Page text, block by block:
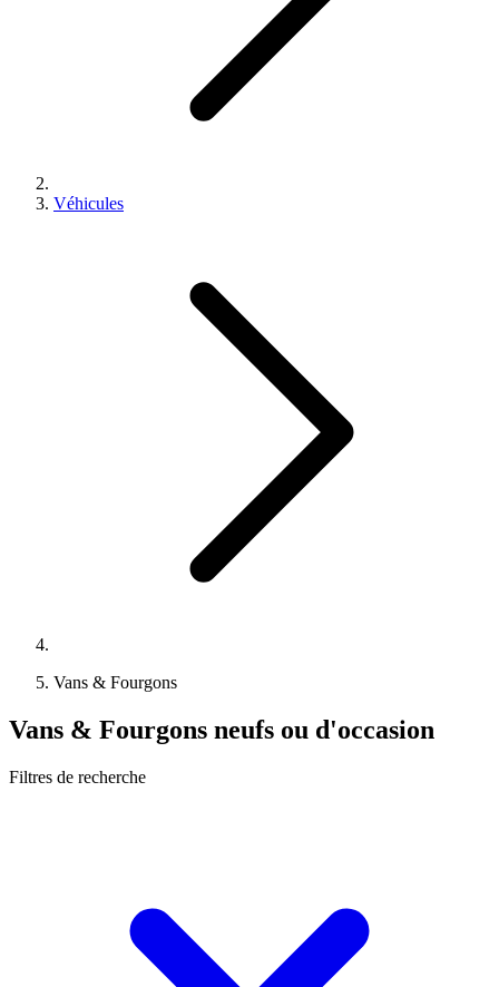
Véhicules
Vans & Fourgons
Vans & Fourgons neufs ou d'occasion
Filtres de recherche